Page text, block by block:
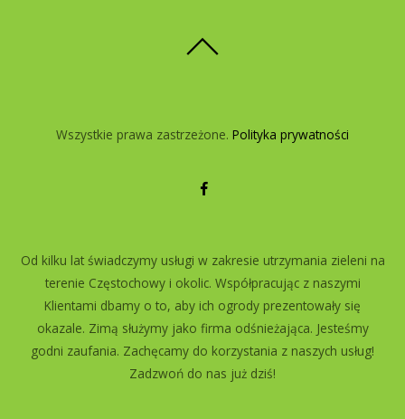
Wszystkie prawa zastrzeżone. Polityka prywatności
Od kilku lat świadczymy usługi w zakresie utrzymania zieleni na
terenie Częstochowy i okolic. Współpracując z naszymi
Klientami dbamy o to, aby ich ogrody prezentowały się
okazale. Zimą służymy jako firma odśnieżająca. Jesteśmy
godni zaufania. Zachęcamy do korzystania z naszych usług!
Zadzwoń do nas już dziś!